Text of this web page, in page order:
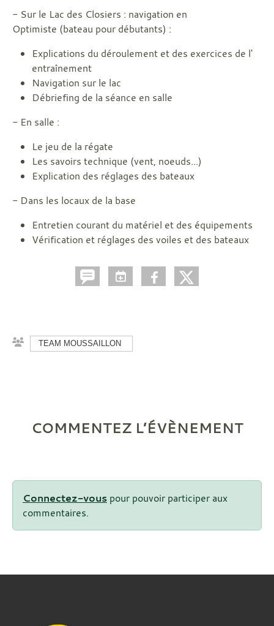
- Sur le Lac des Closiers : navigation en
Optimiste (bateau pour débutants) :
Explications du déroulement et des exercices de l'
entraînement
Navigation sur le lac
Débriefing de la séance en salle
- En salle :
Le jeu de la régate
Les savoirs technique (vent, noeuds...)
Explication des réglages des bateaux
- Dans les locaux de la base
Entretien courant du matériel et des équipements
Vérification et réglages des voiles et des bateaux
TEAM MOUSSAILLON
COMMENTEZ L’ÉVÈNEMENT
Connectez-vous pour pouvoir participer aux
commentaires.